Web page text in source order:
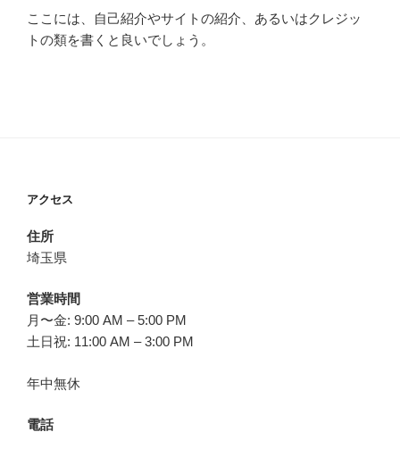
ここには、自己紹介やサイトの紹介、あるいはクレジッ
トの類を書くと良いでしょう。
アクセス
住所
埼玉県
営業時間
月〜金: 9:00 AM – 5:00 PM
土日祝: 11:00 AM – 3:00 PM
年中無休
電話